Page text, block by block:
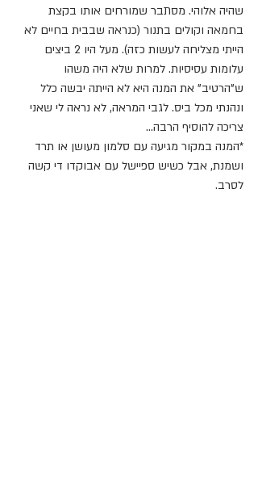
שהיה אלוהי. מסתבר שמורחים אותו בקצת
בחמאה וקולים בתנור (כנראה שבבית בחיים לא
הייתי מצליחה לעשות כזה). מעל היו 2 ביצים
עלומות עסיסיות. למרות שלא היה משהו
ש"הרטיב" את המנה היא לא הייתה יבשה כלל
ונהנתי מכל ביס. לגבי המראה, לא נראה לי שאני
צריכה להוסיף הרבה...
*המנה במקור מגיעה עם סלמון מעושן או תרד
ושמנת, אבל כשיש ספיישל עם אבוקדו די קשה
לסרב.